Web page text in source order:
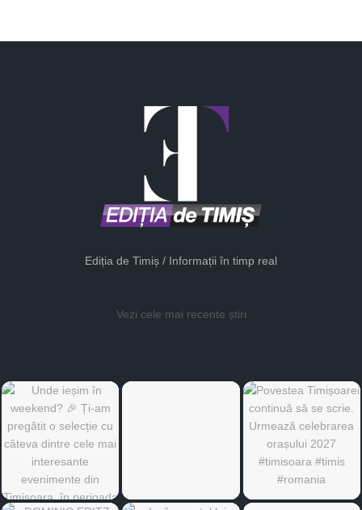
Ediția de Timiș / Informații în timp real
Vezi cele mai recente știri